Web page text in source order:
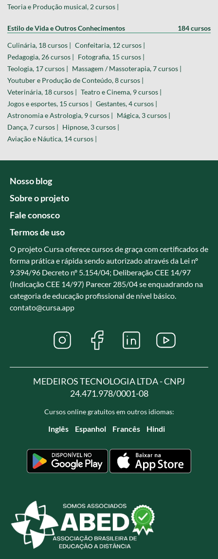
Teoria e Produção musical, 2 cursos |
Estilo de Vida e Outros Conhecimentos 184 cursos
Culinária, 18 cursos | Confeitaria, 12 cursos |
Pedagogia, 26 cursos | Fotografia, 15 cursos |
Teologia, 17 cursos | Massagem / Massoterapia, 7 cursos |
Youtuber e Produção de Conteúdo, 8 cursos |
Veterinária, 18 cursos | Teatro e Cinema, 9 cursos |
Jogos e esportes, 15 cursos | Gestantes, 4 cursos |
Astronomia e Astrologia, 9 cursos | Mágica, 3 cursos |
Dança, 7 cursos | Hipnose, 3 cursos |
Aviação e Náutica, 14 cursos |
Nosso blog
Sobre o projeto
Fale conosco
Termos de uso
O projeto Cursa oferece cursos de graça com certificados de
forma prática e rápida sendo autorizado através da Lei nº
9.394/96 Decreto nº 5.154/04; Deliberação CEE 14/97
(Indicação CEE 14/97) Parecer 285/04 se enquadrando na
categoria de educação profissional de nível básico.
contato@cursa.app
MEDEIROS TECNOLOGIA LTDA - CNPJ
24.471.978/0001-08
Cursos online gratuitos em outros idiomas:
Inglês Espanhol Francês Hindi